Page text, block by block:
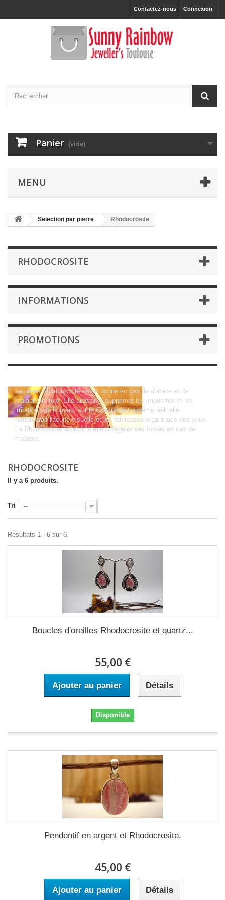
Connexion
Contactez-nous
Panier (vide)
MENU
Selection par pierre Rhodocrosite
RHODOCROSITE
INFORMATIONS
PROMOTIONS
La pierre Rhodocrosite serait bonne en cas de diabète et de
maladie du foie. Elle aiderait à supprimer les impuretés et les
irritations de la peau, sur le Chakra du troisième œil, elle
renforcerait l'acuité visuelle et les faiblesses organiques des yeux.
La Rhodocrosite aiderait à mieux réguler ses forces en cas de
maladie.
RHODOCROSITE
Il y a 6 produits.
Tri --
Résultats 1 - 6 sur 6.
Boucles d'oreilles Rhodocrosite et quartz...
55,00 €
Ajouter au panier Détails
Disponible
Pendentif en argent et Rhodocrosite.
45,00 €
Ajouter au panier Détails